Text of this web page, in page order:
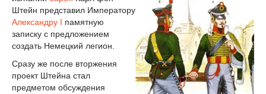
Штейн представил Императору
Александру I памятную
записку с предложением
создать Немецкий легион.
Сразу же после вторжения
проект Штейна стал
предметом обсуждения